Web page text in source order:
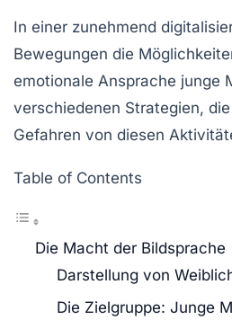
In einer zunehmend
Bewegungen die
emotionale Ansprache junge
verschiedenen Strategien,
Gefahren von diesen
Table of Contents
Die Macht der Bildsprache
Darstellung von
Die Zielgruppe: Junge